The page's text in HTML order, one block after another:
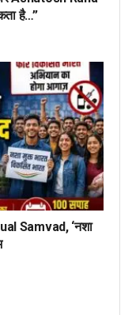
है…”
Samvad, ‘नशा